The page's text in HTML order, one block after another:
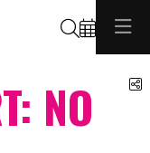
Cerca
NO